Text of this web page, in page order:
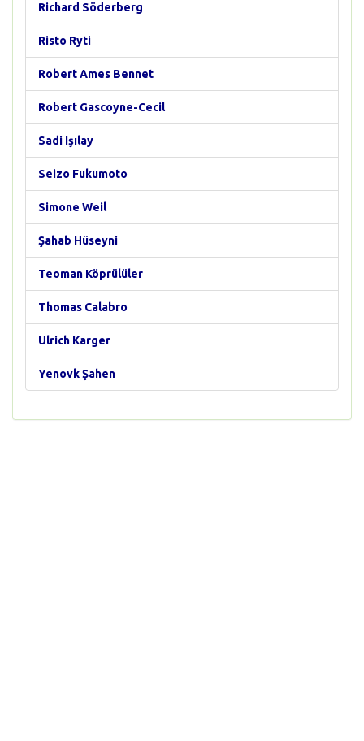
Richard Söderberg
Risto Ryti
Robert Ames Bennet
Robert Gascoyne-Cecil
Sadi Işılay
Seizo Fukumoto
Simone Weil
Şahab Hüseyni
Teoman Köprülüler
Thomas Calabro
Ulrich Karger
Yenovk Şahen